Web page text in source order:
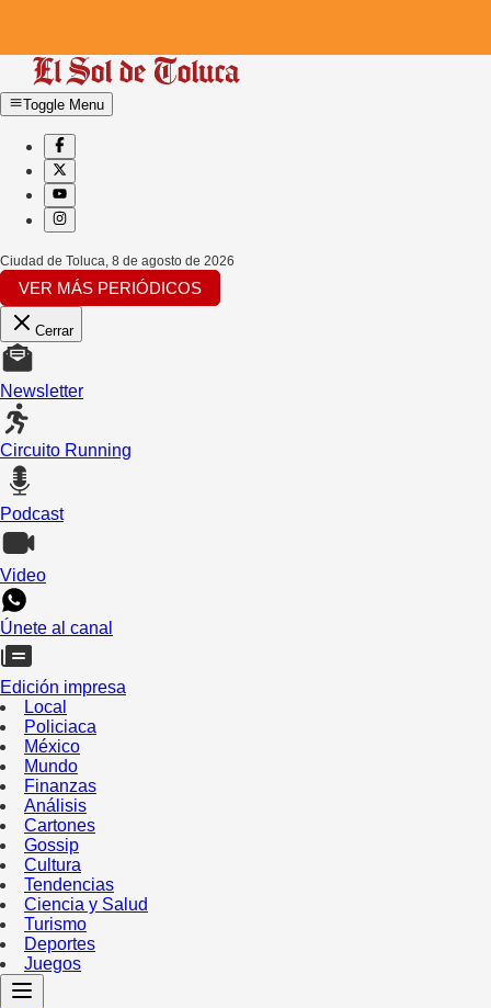
Toggle Menu
Ciudad de Toluca 8 de agosto de 2026
VER MÁS PERIÓDICOS
Cerrar
Newsletter
Circuito Running
Podcast
Video
Únete al canal
Edición impresa
Local
Policiaca
México
Mundo
Finanzas
Análisis
Cartones
Gossip
Cultura
Tendencias
Ciencia y Salud
Turismo
Deportes
Juegos